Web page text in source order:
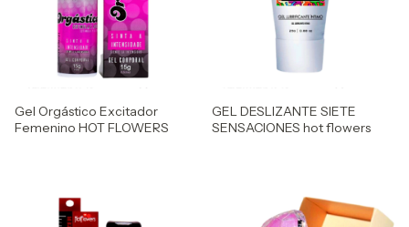
Gel Orgástico Excitador
Femenino HOT FLOWERS
GEL DESLIZANTE SIETE
SENSACIONES hot flowers